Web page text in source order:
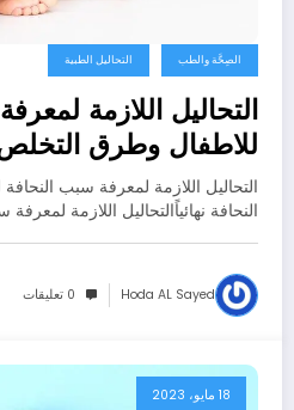
الصِحَّة والطب التحاليل الطبية
التحاليل اللازمة
للاطفال وطرق التخلص
التحاليل اللازمة لمعرفة سبب
النحافة نهائياًالتحاليل اللازمة
Hoda AL Sayed 0 تعليقات
18 مايو، 2023